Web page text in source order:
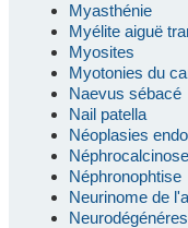
Myasthénie
Myélite aiguë
Myosites
Myotonies du
Naevus sébacé
Nail patella
Néoplasies
Néphronophtise
Neurinome de